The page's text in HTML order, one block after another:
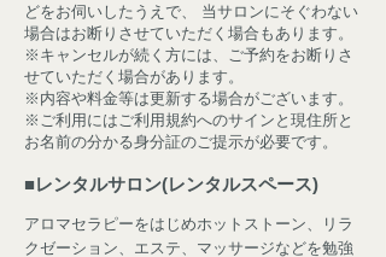
どをお伺いしたうえで、 当サロンにそぐわない
場合はお断りさせていただく場合もあります。
※キャンセルが続く方には、ご予約をお断りさ
せていただく場合があります。
※内容や料金等は更新する場合がございます。
※ご利用にはご利用規約へのサインと現住所と
お名前の分かる身分証のご提示が必要です。
■レンタルサロン(レンタルスペース)
アロマセラピーをはじめホットストーン、リラ
クゼーション、エステ、マッサージなどを勉強